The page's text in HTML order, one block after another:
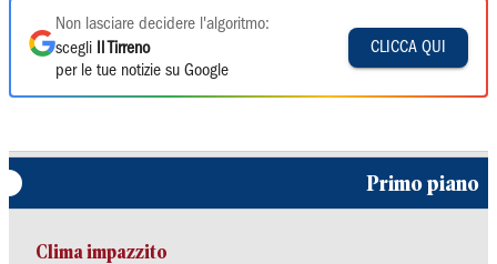
Non lasciare decidere l'algoritmo:
scegli
Il Tirreno
per le tue notizie su Google
CLICCA QUI
Primo piano
Clima impazzito